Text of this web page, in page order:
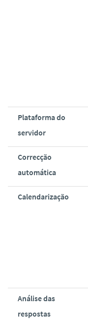
Plataforma do
servidor
Correcção
automática
Calendarização
Análise das
respostas